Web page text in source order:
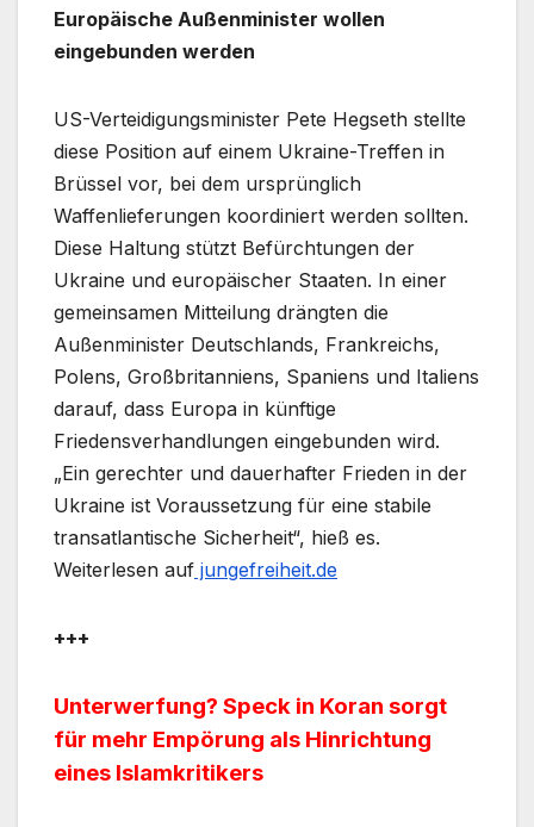
Europäische Außenminister wollen
eingebunden werden
US-Verteidigungsminister Pete Hegseth stellte
diese Position auf einem Ukraine-Treffen in
Brüssel vor, bei dem ursprünglich
Waffenlieferungen koordiniert werden sollten.
Diese Haltung stützt Befürchtungen der
Ukraine und europäischer Staaten. In einer
gemeinsamen Mitteilung drängten die
Außenminister Deutschlands, Frankreichs,
Polens, Großbritanniens, Spaniens und Italiens
darauf, dass Europa in künftige
Friedensverhandlungen eingebunden wird.
„Ein gerechter und dauerhafter Frieden in der
Ukraine ist Voraussetzung für eine stabile
transatlantische Sicherheit“, hieß es.
Weiterlesen auf jungefreiheit.de
+++
Unterwerfung? Speck in Koran sorgt
für mehr Empörung als Hinrichtung
eines Islamkritikers